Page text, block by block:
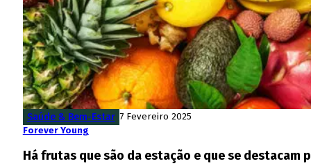
Saúde & Bem-Estar 7 Fevereiro 2025
Forever Young
Há frutas que são da estação e que se